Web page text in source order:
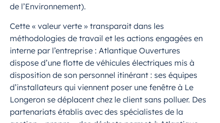
de l’Environnement).
Cette « valeur verte » transparait dans les
méthodologies de travail et les actions engagées en
interne par l’entreprise : Atlantique Ouvertures
dispose d’une flotte de véhicules électriques mis à
disposition de son personnel itinérant : ses équipes
d’installateurs qui viennent poser une fenêtre à Le
Longeron se déplacent chez le client sans polluer. Des
partenariats établis avec des spécialistes de la